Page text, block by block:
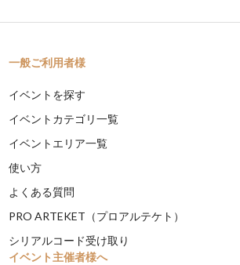
一般ご利用者様
イベントを探す
イベントカテゴリ一覧
イベントエリア一覧
使い方
よくある質問
PRO ARTEKET（プロアルテケト）
シリアルコード受け取り
イベント主催者様へ